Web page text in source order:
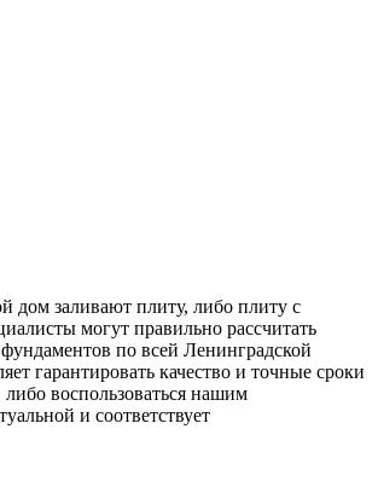
дом заливают плиту, либо плиту с
могут правильно рассчитать
по всей Ленинградской
гарантировать качество и точные сроки
воспользоваться нашим
и соответствует